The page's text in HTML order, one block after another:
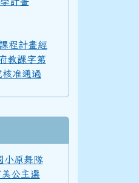
程計畫經
教課字第
准通過